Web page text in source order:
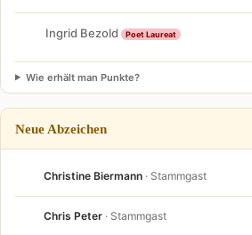
Ingrid Bezold Poet Laureat
Wie erhält man Punkte?
Neue Abzeichen
Christine Biermann · Stammgast
Chris Peter · Stammgast